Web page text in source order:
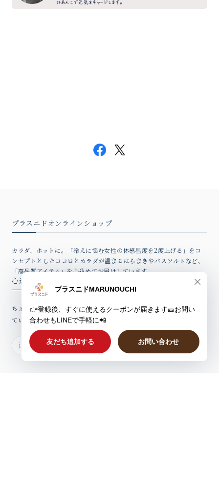
プラスニドオンラインショップ
カラダ、ホットに。「冷えに悩む女性の体感温度を2度上げる」をコ
ンセプトとしたココロとカラダが温まるはらまきやバスソルトなど、
「高品質アイテム」を心込めてお届けしています。
心込めたウィークリーレター
ちょっとしたお話、新製品情報やお得なクーポンを心込めてお届けし
ていますのでぜひご登録ください。